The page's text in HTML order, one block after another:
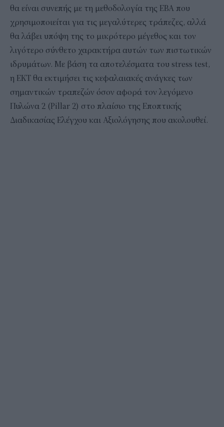
θα είναι συνεπής με τη μεθοδολογία της ΕΒΑ που
χρησιμοποιείται για τις μεγαλύτερες τράπεζες, αλλά
θα λάβει υπόψη της το μικρότερο μέγεθος και τον
λιγότερο σύνθετο χαρακτήρα αυτών των πιστωτικών
ιδρυμάτων. Με βάση τα αποτελέσματα του stress test,
η ΕΚΤ θα εκτιμήσει τις κεφαλαιακές ανάγκες των
σημαντικών τραπεζών όσον αφορά τον λεγόμενο
Πυλώνα 2 (Pillar 2) στο πλαίσιο της Εποπτικής
Διαδικασίας Ελέγχου και Αξιολόγησης που ακολουθεί.